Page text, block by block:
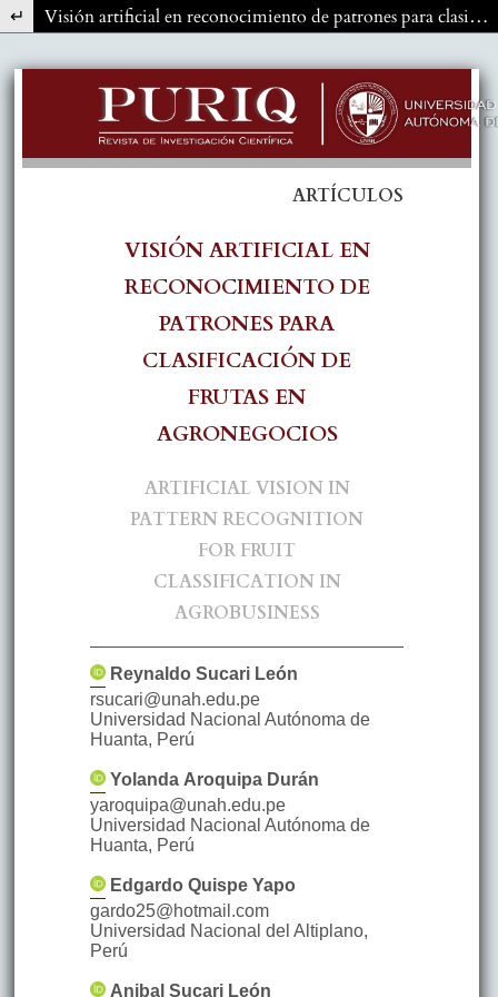
Volver a los detalles del artículo Visión artificial en reconocimiento de patrones para clasificación de frutas en agronegocios